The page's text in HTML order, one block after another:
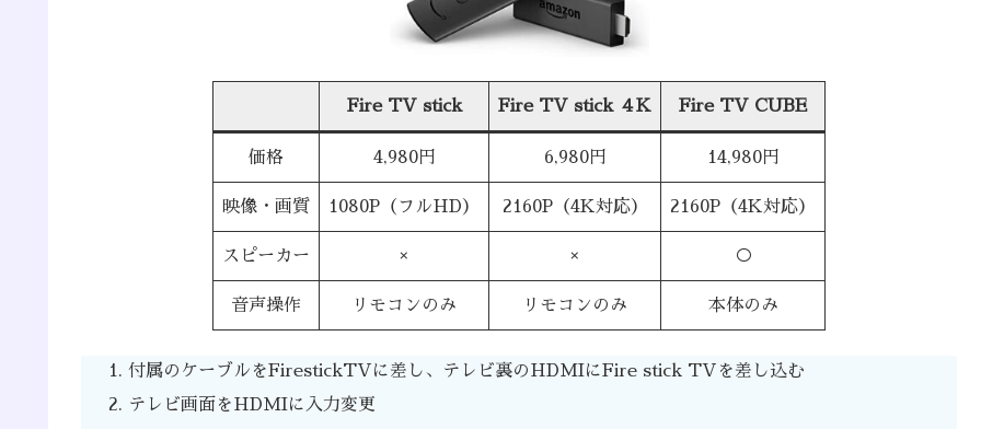
Fire TV stick Fire TV stick４K Fire TV CUBE
価格 4,980円 6,980円 14,980円
映像・画質 1080P（フルHD） 2160P（4K対応） 2160P（4K対応）
スピーカー × × ○
音声操作 リモコンのみ リモコンのみ 本体のみ
付属のケーブルをFirestickTVに差し、テレビ裏のHDMIにFire stick TVを差し込む
テレビ画面をHDMIに入力変更